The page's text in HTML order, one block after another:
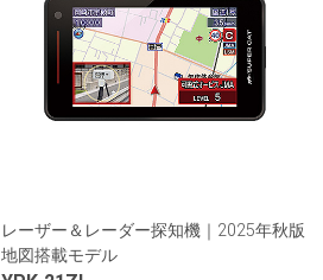
レーザー＆レーダー探知機｜2025年秋版
地図搭載モデル